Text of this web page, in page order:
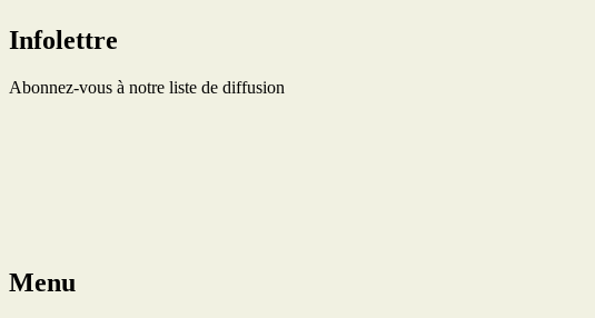
Infolettre
Abonnez-vous à notre liste de diffusion
Menu